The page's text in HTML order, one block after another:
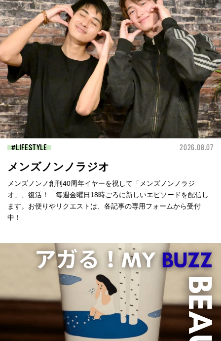
LIFESTYLE 2026.08.07
メンズノンノラジオ
メンズノンノ創刊40周年イヤーを祝して「メンズノンノラジ
オ」、復活！ 毎週金曜日18時ごろに新しいエピソードを配信し
ます。お便りやリクエストは、各記事の専用フォームから受付
中！